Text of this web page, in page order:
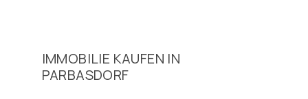
IMMOBILIE KAUFEN IN
PARBASDORF